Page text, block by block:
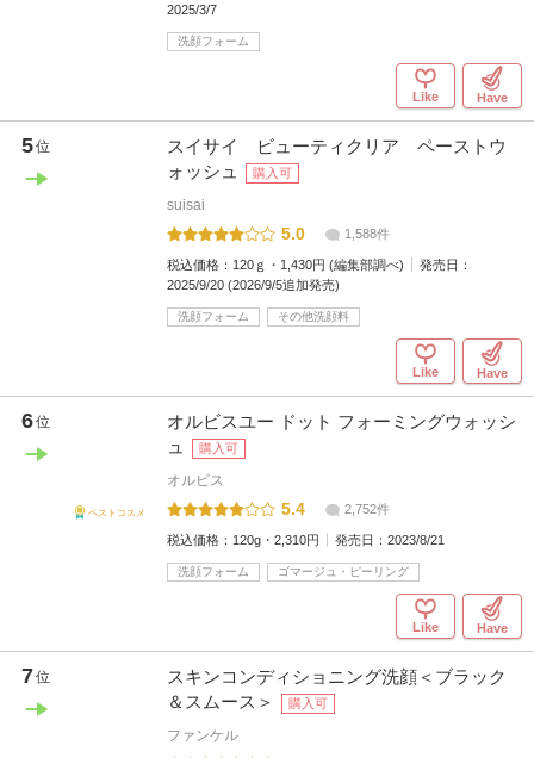
2025/3/7
洗顔フォーム
Like Have
5位
スイサイ ビューティクリア ペーストウ
ォッシュ
購入可
suisai
5.0 1,588件
税込価格： 120ｇ・1,430円 (編集部調べ)
発売日：
2025/9/20 (2026/9/5追加発売)
洗顔フォーム その他洗顔料
Like Have
6位
ベストコスメ
オルビスユー ドット フォーミングウォッシ
ュ
購入可
オルビス
5.4 2,752件
税込価格： 120g・2,310円 発売日： 2023/8/21
洗顔フォーム ゴマージュ・ピーリング
Like Have
7位
スキンコンディショニング洗顔＜ブラック
＆スムース＞
購入可
ファンケル